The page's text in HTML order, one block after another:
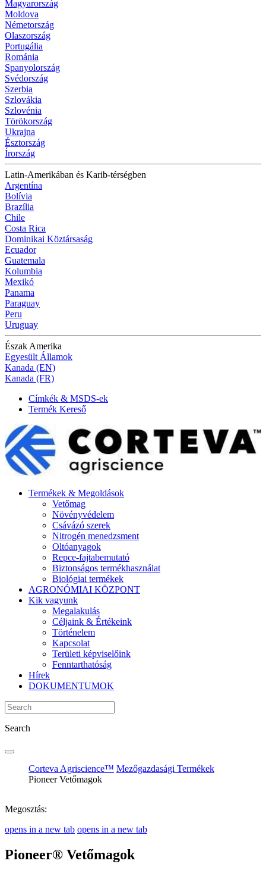
Magyarország
Moldova
Németország
Olaszország
Portugália
Románia
Spanyolország
Svédország
Szerbia
Szlovákia
Szlovénia
Törökország
Ukrajna
Észtország
Írország
Latin-Amerikában és Karib-térségben
Argentína
Bolívia
Brazília
Chile
Costa Rica
Dominikai Köztársaság
Ecuador
Guatemala
Kolumbia
Mexikó
Panama
Paraguay
Peru
Uruguay
Észak Amerika
Egyesült Államok
Kanada (EN)
Kanada (FR)
Címkék & MSDS-ek
Termék Kereső
Termékek & Megoldások
Vetőmag
Növényvédelem
Csávázó szerek
Nitrogén menedzsment
Oltóanyagok
Repce-fajtabemutató
Biztonságos termékhasználat
Biológiai termékek
AGRONÓMIAI KÖZPONT
Kik vagyunk
Megalakulás
Céljaink & Értékeink
Történelem
Kapcsolat
Területi képviselőink
Fenntarthatóság
Hírek
DOKUMENTUMOK
Search
Corteva Agriscience™ Mezőgazdasági Termékek
Pioneer Vetőmagok
Megosztás:
opens in a new tab opens in a new tab
Pioneer® Vetőmagok